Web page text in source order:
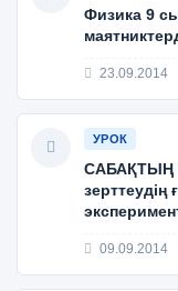
Физика 9
23.09.2014
УРОК
САБАҚТЫҢ
09.09.2014